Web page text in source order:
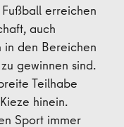
erreichen
auch
den Bereichen
gewinnen sind.
Teilhabe
hinein.
Sport immer